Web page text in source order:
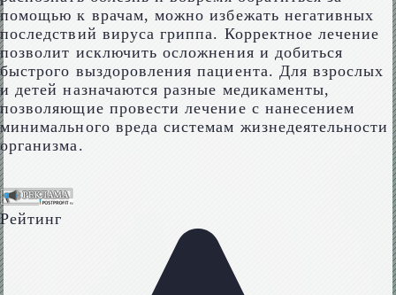
помощью к врачам, можно избежать негативных
последствий вируса гриппа. Корректное лечение
позволит исключить осложнения и добиться
быстрого выздоровления пациента. Для взрослых
и детей назначаются разные медикаменты,
позволяющие провести лечение с нанесением
минимального вреда системам жизнедеятельности
организма.
Рейтинг